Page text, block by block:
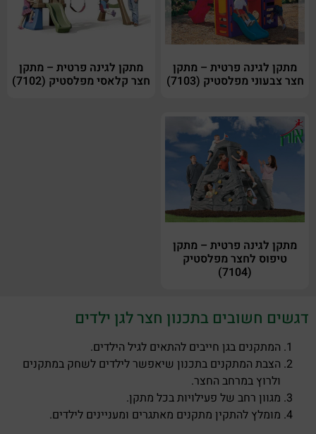
מתקן לגינה פרטית – מתקן
חצר צבעוני מפלסטיק (7103)
מתקן לגינה פרטית – מתקן
חצר קלאסי מפלסטיק (7102)
מתקן לגינה פרטית – מתקן
טיפוס לחצר מפלסטיק
(7104)
דגשים חשובים בתכנון חצר לגן ילדים
המתקנים בגן חייבים להתאים לגיל הילדים.
הצבת המתקנים בתכנון שיאפשר לילדים לשחק במתקנים
ולרוץ במרחב החצר.
מגוון רחב של פעילויות בכל מתקן.
מומלץ להתקין מתקנים מאתגרים ומעניינים לילדים.